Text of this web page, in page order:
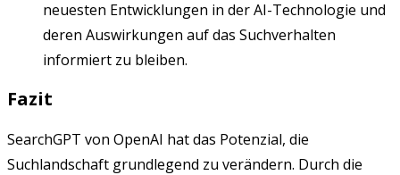
neuesten Entwicklungen in der AI-Technologie und
deren Auswirkungen auf das Suchverhalten
informiert zu bleiben.
Fazit
SearchGPT von OpenAI hat das Potenzial, die
Suchlandschaft grundlegend zu verändern. Durch die